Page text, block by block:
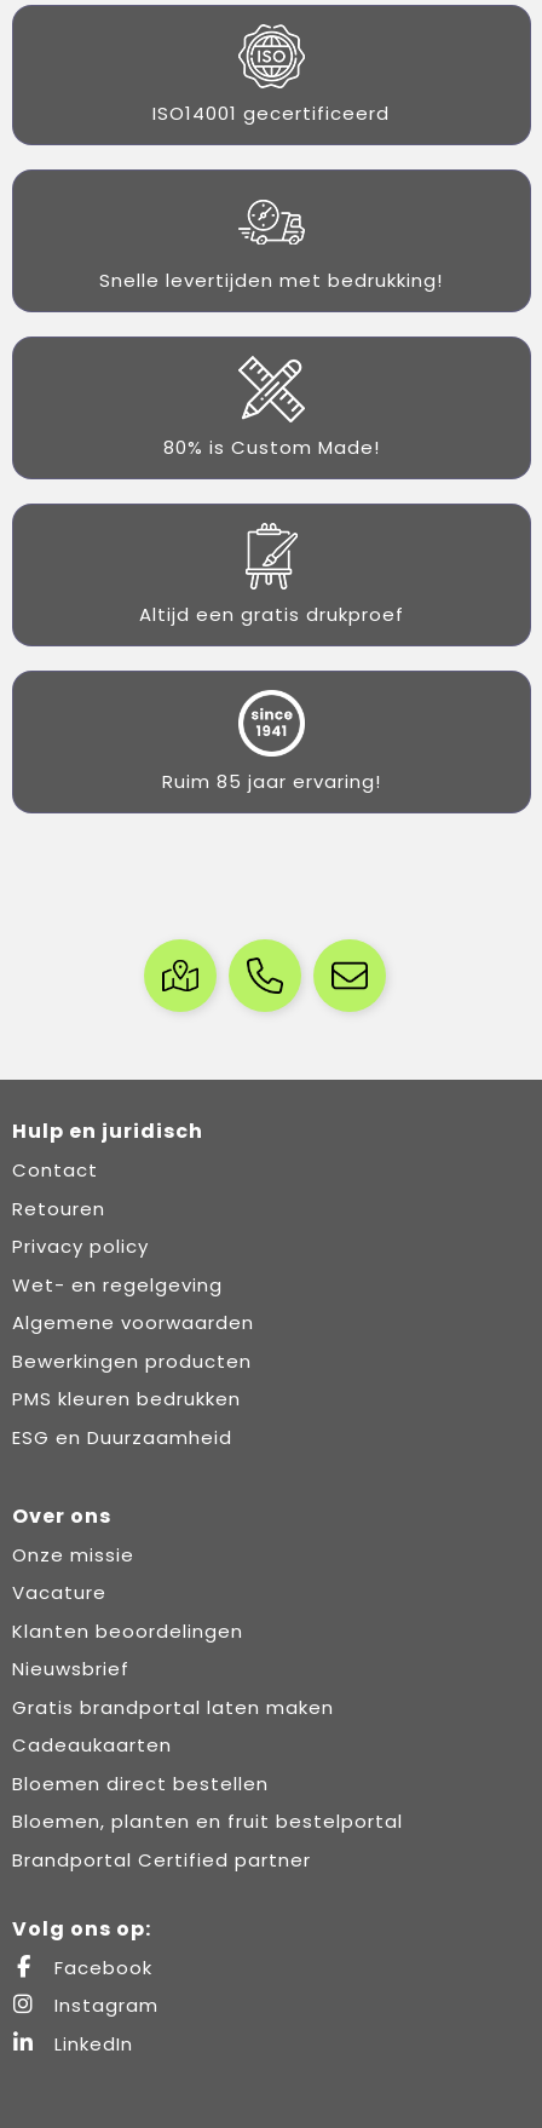
ISO14001 gecertificeerd
Snelle levertijden met bedrukking!
80% is Custom Made!
Altijd een gratis drukproef
Ruim 85 jaar ervaring!
Hulp en juridisch
Contact
Retouren
Privacy policy
Wet- en regelgeving
Algemene voorwaarden
Bewerkingen producten
PMS kleuren bedrukken
ESG en Duurzaamheid
Over ons
Onze missie
Vacature
Klanten beoordelingen
Nieuwsbrief
Gratis brandportal laten maken
Cadeaukaarten
Bloemen direct bestellen
Bloemen, planten en fruit bestelportal
Brandportal Certified partner
Volg ons op:
Facebook
Instagram
LinkedIn